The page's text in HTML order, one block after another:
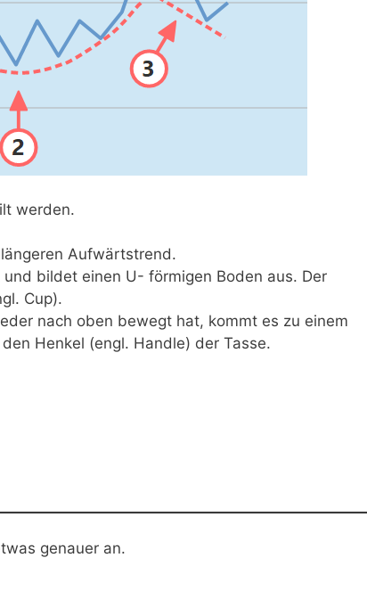
werden.
Aufwärtstrend.
bildet einen U- förmigen Boden aus. Der
Cup).
nach oben bewegt hat, kommt es zu einem
Henkel (engl. Handle) der Tasse.
genauer an.